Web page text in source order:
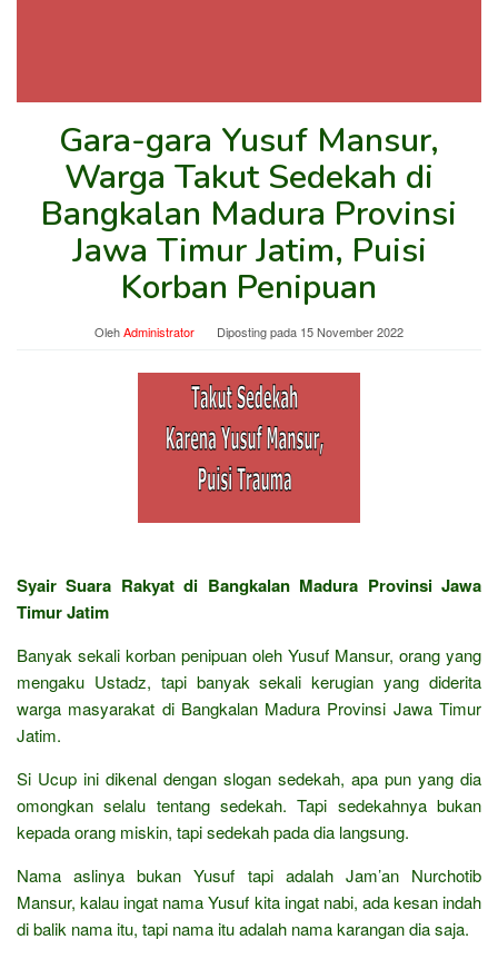
Gara-gara Yusuf Mansur,
Warga Takut Sedekah di
Bangkalan Madura Provinsi
Jawa Timur Jatim, Puisi
Korban Penipuan
OlehAdministrator Diposting pada 15 November 2022
Syair Suara Rakyat di Bangkalan Madura Provinsi Jawa
Timur Jatim
Banyak sekali korban penipuan oleh Yusuf Mansur, orang yang
mengaku Ustadz, tapi banyak sekali kerugian yang diderita
warga masyarakat di Bangkalan Madura Provinsi Jawa Timur
Jatim.
Si Ucup ini dikenal dengan slogan sedekah, apa pun yang dia
omongkan selalu tentang sedekah. Tapi sedekahnya bukan
kepada orang miskin, tapi sedekah pada dia langsung.
Nama aslinya bukan Yusuf tapi adalah Jam’an Nurchotib
Mansur, kalau ingat nama Yusuf kita ingat nabi, ada kesan indah
di balik nama itu, tapi nama itu adalah nama karangan dia saja.